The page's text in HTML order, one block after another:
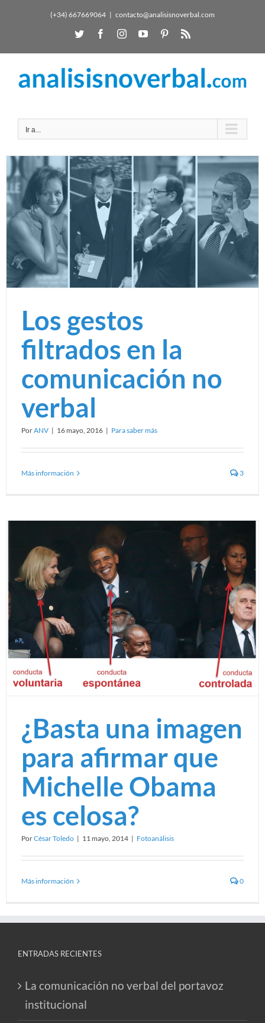
(+34) 667669064 | contacto@analisisnoverbal.com
Ir a...
Los gestos
filtrados en la
comunicación no
verbal
PorANV | 16 mayo, 2016 | Para saber más
Más información 3
¿Basta una imagen
para afirmar que
Michelle Obama
es celosa?
PorCésar Toledo | 11 mayo, 2014 | Fotoanálisis
Más información 0
ENTRADAS RECIENTES
La comunicación no verbal del portavoz
institucional